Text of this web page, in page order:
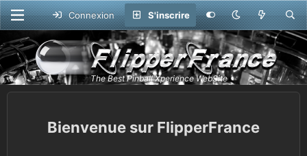
Connexion S'inscrire
FlipperFrance